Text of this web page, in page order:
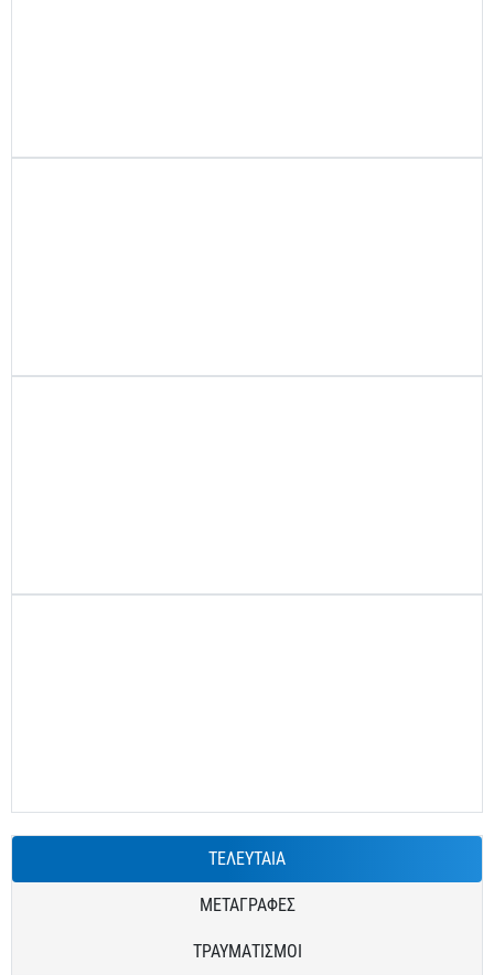
ΤΕΛΕΥΤΑΙΑ
ΜΕΤΑΓΡΑΦΕΣ
ΤΡΑΥΜΑΤΙΣΜΟΙ